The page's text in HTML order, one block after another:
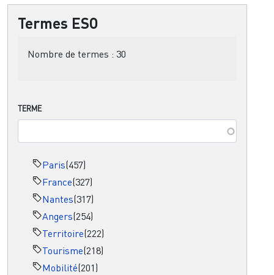
Termes ESO
Nombre de termes : 30
TERME
Paris(457)
France(327)
Nantes(317)
Angers(254)
Territoire(222)
Tourisme(218)
Mobilité(201)